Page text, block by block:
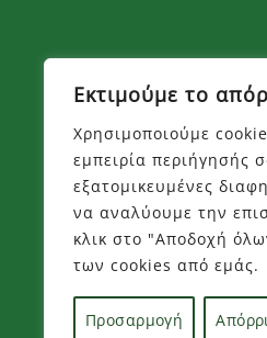
Εκτιμούμε το
Χρησιμοποιούμε
εμπειρία περιήγησής
εξατομικευμένες
να αναλύουμε την
κλικ στο "Αποδοχή
των cookies από εμάς.
Προσαρμογή